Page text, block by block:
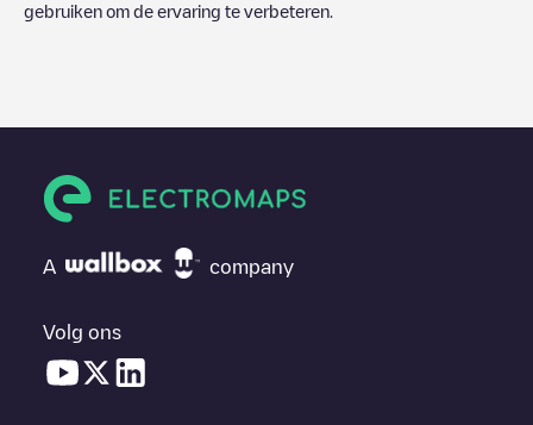
gebruiken om de ervaring te verbeteren.
A company
Volg ons